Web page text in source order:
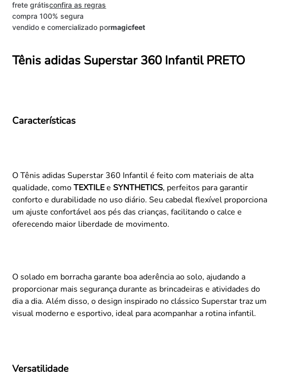
frete grátisconfira as regras
compra 100% segura
vendido e comercializado pormagicfeet
Tênis adidas Superstar 360 Infantil PRETO
Características
O Tênis adidas Superstar 360 Infantil é feito com materiais de alta
qualidade, comoTEXTILEe SYNTHETICS, perfeitos para garantir
conforto e durabilidade no uso diário. Seu cabedal flexível proporciona
um ajuste confortável aos pés das crianças, facilitando o calce e
oferecendo maior liberdade de movimento.
O solado em borracha garante boa aderência ao solo, ajudando a
proporcionar mais segurança durante as brincadeiras e atividades do
dia a dia. Além disso, o design inspirado no clássico Superstar traz um
visual moderno e esportivo, ideal para acompanhar a rotina infantil.
Versatilidade